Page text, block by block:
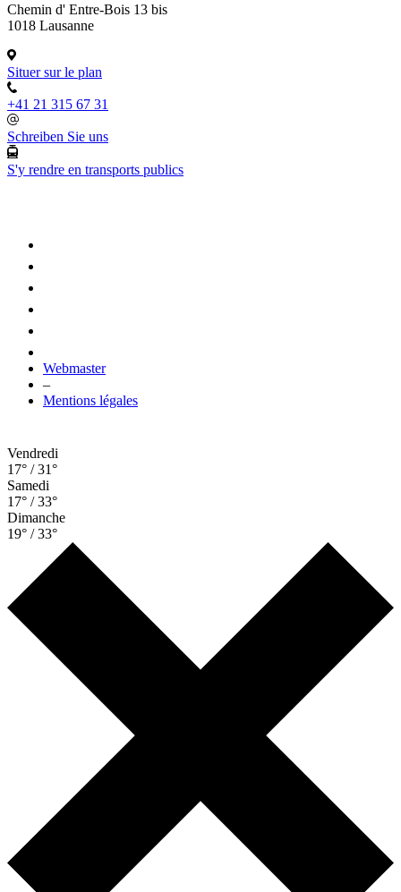
Chemin d' Entre-Bois 13 bis
1018 Lausanne
Situer sur le plan
+41 21 315 67 31
Schreiben Sie uns
S'y rendre en transports publics
Webmaster
–
Mentions légales
Vendredi
17° / 31°
Samedi
17° / 33°
Dimanche
19° / 33°